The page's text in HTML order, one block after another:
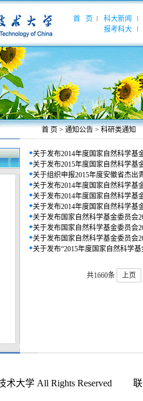
首 页 科大新闻
报考科大
首 页 > 通知公告 > 科研类通知
关于发布2014年度国家自然科学基
关于发布2015年度国家自然科学基
关于组织申报2015年度安徽省杰出
关于发布2014年度国家自然科学基
关于发布2014年度国家自然科学基
关于发布2014年度国家自然科学基
关于发布国家自然科学基金委员会
关于发布国家自然科学基金委员会
关于发布国家自然科学基金委员会
关于发布“2015年度国家自然科学
共1660条 上页
术大学 All Rights Reserved